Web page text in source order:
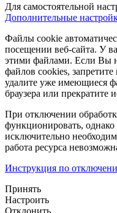
Для самостоятельной
Дополнительные
Файлы cookie
посещении веб-сайта. У
этими файлами. Если Вы
файлов cookies,
удалите уже имеющиеся
браузера или прекратите
При отключении
функционировать, однако
исключительно
работа ресурса
Инструкция по
Принять
Настроить
Отклонить